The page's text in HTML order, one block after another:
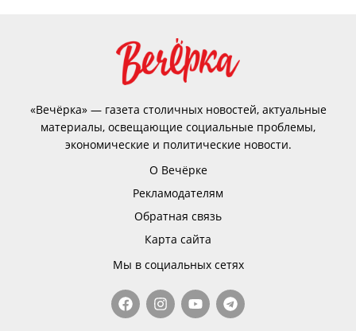
«Вечёрка» — газета столичных новостей, актуальные
материалы, освещающие социальные проблемы,
экономические и политические новости.
О Вечёрке
Рекламодателям
Обратная связь
Карта сайта
Мы в социальных сетях